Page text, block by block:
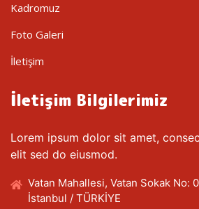
Kadromuz
Foto Galeri
İletişim
İletişim Bilgilerimiz
Lorem ipsum dolor sit amet,
elit sed do eiusmod.
Vatan Mahallesi, Vatan Sokak No:
İstanbul / TÜRKİYE